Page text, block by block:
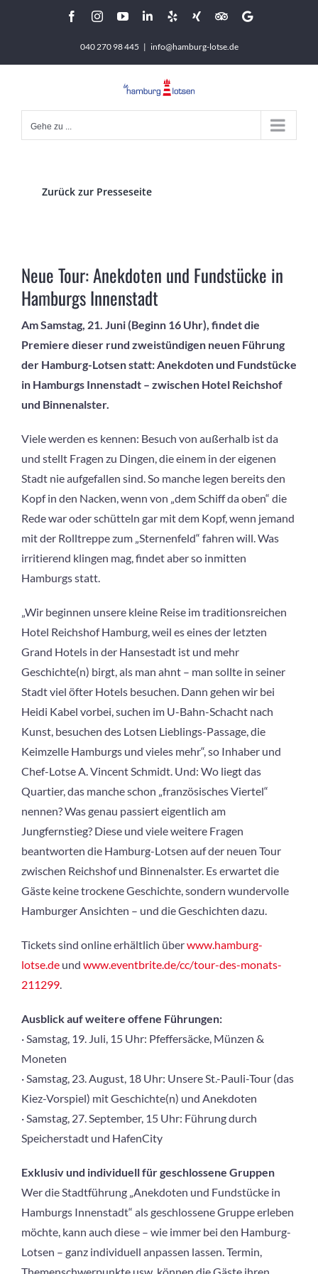
FacebookInstagramYouTubeLinkedIn
YelpXing Tripadvisor
Google
040 270 98 445 | info@hamburg-lotse.de
Gehe zu ...
Zurück zur Presseseite
Neue Tour: Anekdoten und Fundstücke in
Hamburgs Innenstadt
Am Samstag, 21. Juni (Beginn 16 Uhr), findet die
Premiere dieser rund zweistündigen neuen Führung
der Hamburg-Lotsen statt:Anekdoten und Fundstücke
in Hamburgs Innenstadt – zwischen Hotel Reichshof
und Binnenalster.
Viele werden es kennen: Besuch von außerhalb ist da
und stellt Fragen zu Dingen, die einem in der eigenen
Stadt nie aufgefallen sind. So manche legen bereits den
Kopf in den Nacken, wenn von „dem Schiff da oben“ die
Rede war oder schütteln gar mit dem Kopf, wenn jemand
mit der Rolltreppe zum „Sternenfeld“ fahren will. Was
irritierend klingen mag, findet aber so inmitten
Hamburgs statt.
„Wir beginnen unsere kleine Reise im traditionsreichen
Hotel Reichshof Hamburg, weil es eines der letzten
Grand Hotels in der Hansestadt ist und mehr
Geschichte(n) birgt, als man ahnt – man sollte in seiner
Stadt viel öfter Hotels besuchen. Dann gehen wir bei
Heidi Kabel vorbei, suchen im U-Bahn-Schacht nach
Kunst, besuchen des Lotsen Lieblings-Passage, die
Keimzelle Hamburgs und vieles mehr“, so Inhaber und
Chef-Lotse A. Vincent Schmidt. Und: Wo liegt das
Quartier, das manche schon „französisches Viertel“
nennen? Was genau passiert eigentlich am
Jungfernstieg? Diese und viele weitere Fragen
beantworten die Hamburg-Lotsen auf der neuen Tour
zwischen Reichshof und Binnenalster. Es erwartet die
Gäste keine trockene Geschichte, sondern wundervolle
Hamburger Ansichten – und die Geschichten dazu.
Tickets sind online erhältlich überwww.hamburg-
lotse.deund www.eventbrite.de/cc/tour-des-monats-
211299.
Ausblick auf weitere offene Führungen:
· Samstag, 19. Juli, 15 Uhr: Pfeffersäcke, Münzen &
Moneten
· Samstag, 23. August, 18 Uhr: Unsere St.-Pauli-Tour (das
Kiez-Vorspiel) mit Geschichte(n) und Anekdoten
· Samstag, 27. September, 15 Uhr: Führung durch
Speicherstadt und HafenCity
Exklusiv und individuell für geschlossene Gruppen
Wer die Stadtführung „Anekdoten und Fundstücke in
Hamburgs Innenstadt“ als geschlossene Gruppe erleben
möchte, kann auch diese – wie immer bei den Hamburg-
Lotsen – ganz individuell anpassen lassen. Termin,